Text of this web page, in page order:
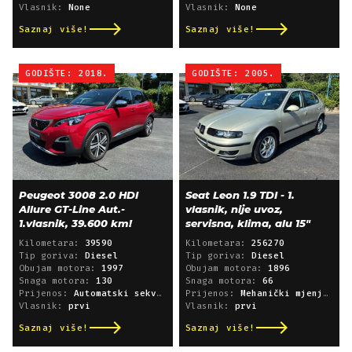
Vlasnik:
None
Saznaj više!
Vlasnik:
None
Saznaj više!
GODIŠTE: 2018.
Peugeot 3008 2.0 HDI
Allure GT-Line Aut.-
1.vlasnik, 39.600 km!
Kilometara: 39590
Tip goriva:
Diesel
Obujam motora: 1997
Snaga motora: 130
Prijenos: Automatski sekvencijski
Vlasnik: prvi
Saznaj više!
GODIŠTE: 2005.
Seat Leon 1.9 TDI - 1.
vlasnik, nije uvoz,
servisna, klima, alu 15"
Kilometara: 256270
Tip goriva:
Diesel
Obujam motora: 1896
Snaga motora: 66
Prijenos:
Mehanički mjenjač
Vlasnik: prvi
Saznaj više!